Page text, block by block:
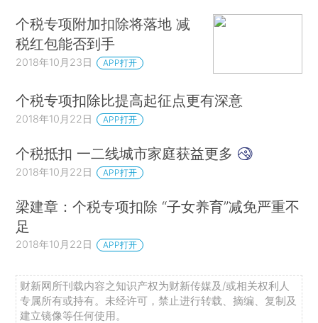
个税专项附加扣除将落地 减
税红包能否到手
2018年10月23日 APP打开
个税专项扣除比提高起征点更有深意
2018年10月22日 APP打开
个税抵扣 一二线城市家庭获益更多
2018年10月22日 APP打开
梁建章：个税专项扣除 “子女养育”减免严重不
足
2018年10月22日 APP打开
财新网所刊载内容之知识产权为财新传媒及/或相关权利人
专属所有或持有。未经许可，禁止进行转载、摘编、复制及
建立镜像等任何使用。